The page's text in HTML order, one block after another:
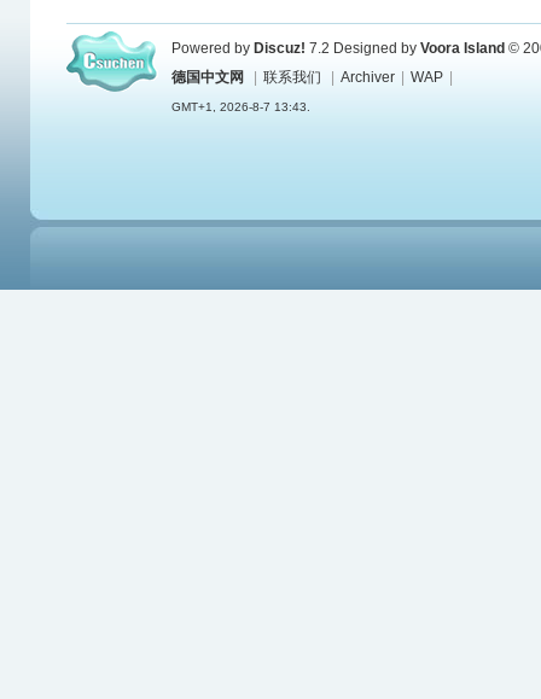
Powered by Discuz! 7.2 Designed by Voora Island ©
德国中文网
联系我们 Archiver WAP
GMT+1, 2026-8-7 13:43.